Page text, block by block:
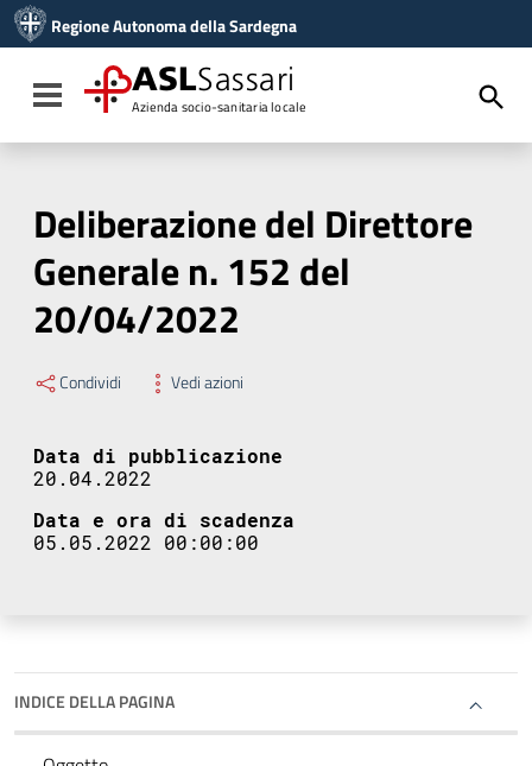
Vai al menu di navigazione
Vai al footer
Regione Autonoma della Sardegna
Toggle navigation
ASLSassari
Azienda socio-sanitaria locale
Deliberazione del Direttore
Generale n. 152 del
20/04/2022
Condividi Vedi azioni
Data di pubblicazione
20.04.2022
Data e ora di scadenza
05.05.2022 00:00:00
INDICE DELLA PAGINA